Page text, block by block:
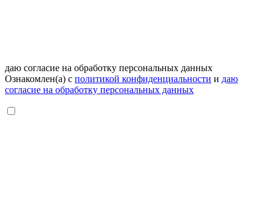
даю согласие на обработку персональных данных
Ознакомлен(а) с политикой конфиденциальности и даю
согласие на обработку персональных данных